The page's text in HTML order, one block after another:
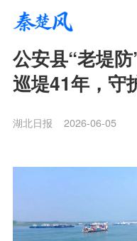
公安县“老堤
巡堤41年，守
湖北日报 2026-06-05